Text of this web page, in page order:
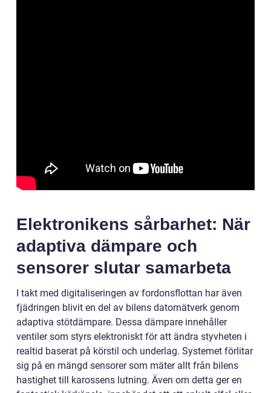
Elektronikens sårbarhet: När
adaptiva dämpare och
sensorer slutar samarbeta
I takt med digitaliseringen av fordonsflottan har även
fjädringen blivit en del av bilens datornätverk genom
adaptiva stötdämpare. Dessa dämpare innehåller
ventiler som styrs elektroniskt för att ändra styvheten i
realtid baserat på körstil och underlag. Systemet förlitar
sig på en mängd sensorer som mäter allt från bilens
hastighet till karossens lutning. Även om detta ger en